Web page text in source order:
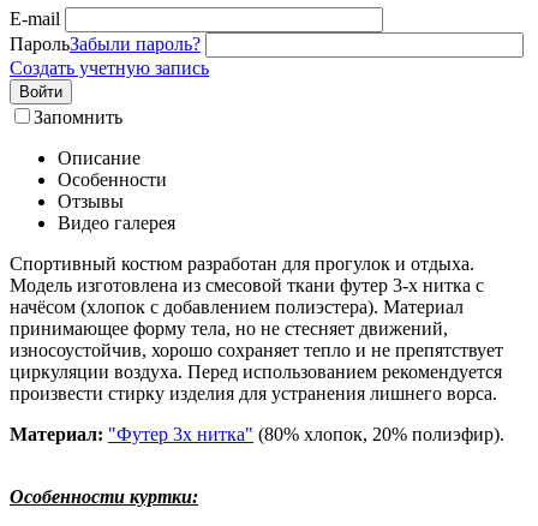
E-mail
ПарольЗабыли пароль?
Создать учетную запись
Войти
Запомнить
Описание
Особенности
Отзывы
Видео галерея
Спортивный костюм разработан для прогулок и отдыха.
Модель изготовлена из смесовой ткани футер 3-х нитка с
начёсом (хлопок с добавлением полиэстера). Материал
принимающее форму тела, но не стесняет движений,
износоустойчив, хорошо сохраняет тепло и не препятствует
циркуляции воздуха. Перед использованием рекомендуется
произвести стирку изделия для устранения лишнего ворса.
Материал: "Футер 3х нитка" (80% хлопок, 20% полиэфир).
Особенности куртки: